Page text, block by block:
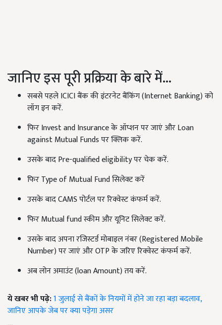
जानिए इस पूरी प्रक्रिया के बारे में...
सबसे पहले ICICI बैंक की इंटरनेट बैंकिंग (Internet Banking) को
लॉग इन करें.
फिर Invest and Insurance के ऑप्शन पर जाएं और Loan
against Mutual Funds पर क्लिक करें.
उसके बाद Pre-qualified eligibility पर चेक करें.
फिर Type of Mutual Fund सिलेक्ट करें
उसके बाद CAMS पोर्टल पर रिक्वेस्ट कंफर्म करें.
फिर Mutual fund स्कीम और यूनिट सिलेक्ट करें.
उसके बाद अपना रजिस्टर्ड मोबाइल नंबर (Registered Mobile
Number) पर जाएं और OTP के जरिए रिक्वेस्ट कंफर्म करें.
अब लोन अमाउंट (loan Amount) तय करें.
ये खबर भी पढ़े:1 जुलाई से बैंकों के नियमों में होने जा रहा बड़ा बदलाव,
जानिए आपके जेब पर क्या पड़ेगा असर